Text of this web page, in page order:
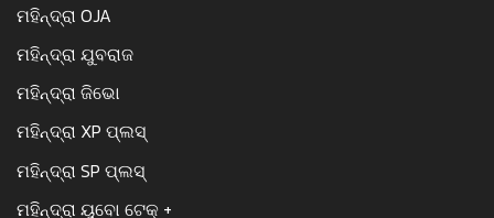
ମହିନ୍ଦ୍ରା OJA
ମହିନ୍ଦ୍ରା ଯୁବରାଜ
ମହିନ୍ଦ୍ରା ଜିଭୋ
ମହିନ୍ଦ୍ରା XP ପ୍ଲସ୍
ମହିନ୍ଦ୍ରା SP ପ୍ଲସ୍
ମହିନ୍ଦ୍ରା ୟୁବୋ ଟେକ୍ +